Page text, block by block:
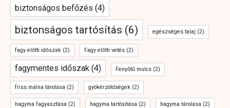
biztonságos befőzés (4)
biztonságos tartósítás (6) egészséges talaj (2)
fagy előtti időszak (2) Fagy előtti vetés (2)
fagymentes időszak (4) Fenyőtű mulcs (2)
friss málna tárolása (2) gyökérzöldségek (2)
hagyma fagyasztása (2) hagyma tartósítása (2) hagyma tárolása (2)